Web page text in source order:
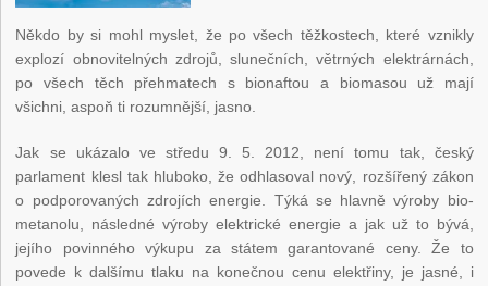
Někdo by si mohl myslet, že po všech těžkostech, které vznikly
explozí obnovitelných zdrojů, slunečních, větrných elektrárnách,
po všech těch přehmatech s bionaftou a biomasou už mají
všichni, aspoň ti rozumnější, jasno.
Jak se ukázalo ve středu 9. 5. 2012, není tomu tak, český
parlament klesl tak hluboko, že odhlasoval nový, rozšířený zákon
o podporovaných zdrojích energie. Týká se hlavně výroby bio-
metanolu, následné výroby elektrické energie a jak už to bývá,
jejího povinného výkupu za státem garantované ceny. Že to
povede k dalšímu tlaku na konečnou cenu elektřiny, je jasné, i